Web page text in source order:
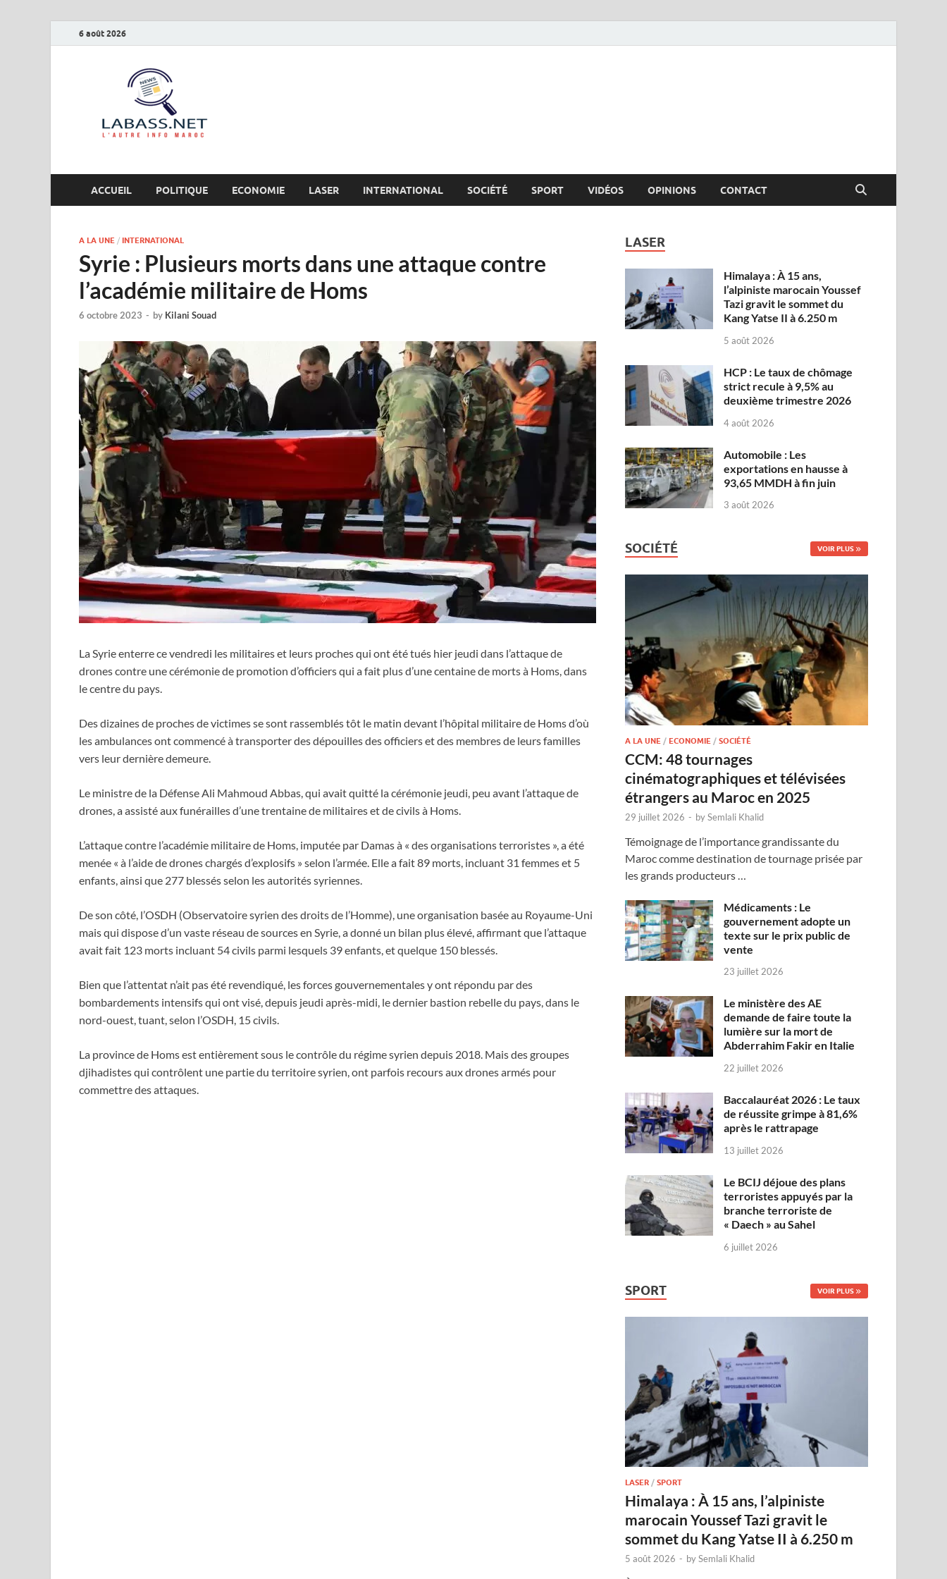
6 août 2026
ACCUEIL POLITIQUE ECONOMIE LASER INTERNATIONAL SOCIÉTÉ SPORT VIDÉOS OPINIONS CONTACT
A LA UNE / INTERNATIONAL
Syrie : Plusieurs morts dans une attaque contre
l’académie militaire de Homs
6 octobre 2023 - by Kilani Souad
La Syrie enterre ce vendredi les militaires et leurs proches qui ont été tués hier jeudi dans l’attaque de
drones contre une cérémonie de promotion d’officiers qui a fait plus d’une centaine de morts à Homs, dans
le centre du pays.
Des dizaines de proches de victimes se sont rassemblés tôt le matin devant l’hôpital militaire de Homs d’où
les ambulances ont commencé à transporter des dépouilles des officiers et des membres de leurs familles
vers leur dernière demeure.
Le ministre de la Défense Ali Mahmoud Abbas, qui avait quitté la cérémonie jeudi, peu avant l’attaque de
drones, a assisté aux funérailles d’une trentaine de militaires et de civils à Homs.
L’attaque contre l’académie militaire de Homs, imputée par Damas à « des organisations terroristes », a été
menée « à l’aide de drones chargés d’explosifs » selon l’armée. Elle a fait 89 morts, incluant 31 femmes et 5
enfants, ainsi que 277 blessés selon les autorités syriennes.
De son côté, l’OSDH (Observatoire syrien des droits de l’Homme), une organisation basée au Royaume-Uni
mais qui dispose d’un vaste réseau de sources en Syrie, a donné un bilan plus élevé, affirmant que l’attaque
avait fait 123 morts incluant 54 civils parmi lesquels 39 enfants, et quelque 150 blessés.
Bien que l’attentat n’ait pas été revendiqué, les forces gouvernementales y ont répondu par des
bombardements intensifs qui ont visé, depuis jeudi après-midi, le dernier bastion rebelle du pays, dans le
nord-ouest, tuant, selon l’OSDH, 15 civils.
La province de Homs est entièrement sous le contrôle du régime syrien depuis 2018. Mais des groupes
djihadistes qui contrôlent une partie du territoire syrien, ont parfois recours aux drones armés pour
commettre des attaques.
LASER
Himalaya : À 15 ans,
l’alpiniste marocain Youssef
Tazi gravit le sommet du
Kang Yatse II à 6.250 m
5 août 2026
HCP : Le taux de chômage
strict recule à 9,5% au
deuxième trimestre 2026
4 août 2026
Automobile : Les
exportations en hausse à
93,65 MMDH à fin juin
3 août 2026
SOCIÉTÉ VOIR PLUS
A LA UNE /ECONOMIE /SOCIÉTÉ
CCM: 48 tournages
cinématographiques et télévisées
étrangers au Maroc en 2025
29 juillet 2026 - bySemlali Khalid
Témoignage de l’importance grandissante du
Maroc comme destination de tournage prisée par
les grands producteurs …
Médicaments : Le
gouvernement adopte un
texte sur le prix public de
vente
23 juillet 2026
Le ministère des AE
demande de faire toute la
lumière sur la mort de
Abderrahim Fakir en Italie
22 juillet 2026
Baccalauréat 2026 : Le taux
de réussite grimpe à 81,6%
après le rattrapage
13 juillet 2026
Le BCIJ déjoue des plans
terroristes appuyés par la
branche terroriste de
« Daech » au Sahel
6 juillet 2026
SPORT VOIR PLUS
LASER /SPORT
Himalaya : À 15 ans, l’alpiniste
marocain Youssef Tazi gravit le
sommet du Kang Yatse II à 6.250 m
5 août 2026 - bySemlali Khalid